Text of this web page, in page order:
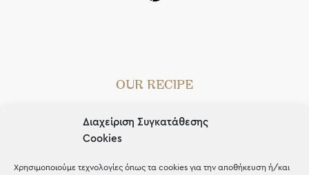
Διαχείριση Συγκατάθεσης
Cookies
Χρησιμοποιούμε τεχνολογίες όπως τα cookies για την αποθήκευση ή/και
OUR RECIPE
Blog